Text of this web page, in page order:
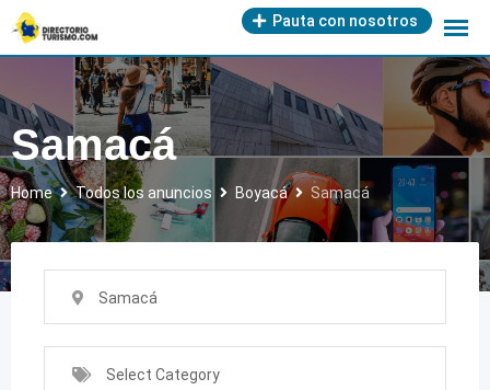
Skip
to
content
Pauta con nosotros
Samacá
Home Todos los anuncios Boyacá Samacá
Samacá
Select Category